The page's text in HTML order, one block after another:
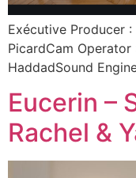
Exécutive Producer :
PicardCam
HaddadSound
Eucerin –
Rachel &